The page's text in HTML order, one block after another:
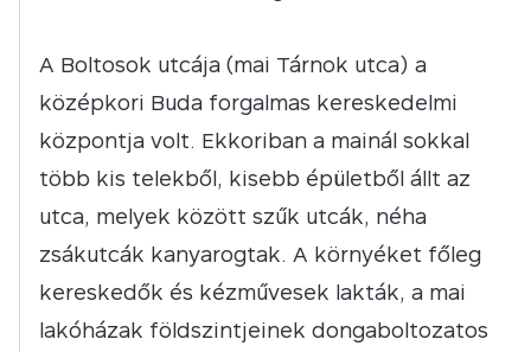
A Boltosok utcája (mai Tárnok utca) a
középkori Buda forgalmas kereskedelmi
központja volt. Ekkoriban a mainál sokkal
több kis telekből, kisebb épületből állt az
utca, melyek között szűk utcák, néha
zsákutcák kanyarogtak. A környéket főleg
kereskedők és kézművesek lakták, a mai
lakóházak földszintjeinek dongaboltozatos